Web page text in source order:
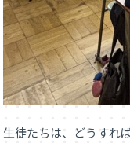
生徒たちは、どうすれ